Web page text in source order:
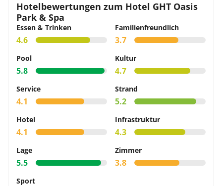
Hotelbewertungen zum Hotel GHT Oasis
Park & Spa
Essen & Trinken
4.6
Familienfreundlich
3.7
Pool
5.8
Kultur
4.7
Service
4.1
Strand
5.2
Hotel
4.1
Infrastruktur
4.3
Lage
5.5
Zimmer
3.8
Sport